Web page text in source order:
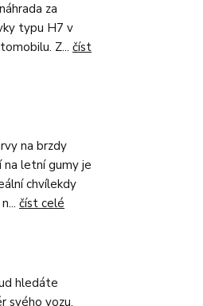
za
typu H7 v
Z... číst
na brzdy
na letní gumy je
chvílekdy
číst celé
hledáte
svého vozu,